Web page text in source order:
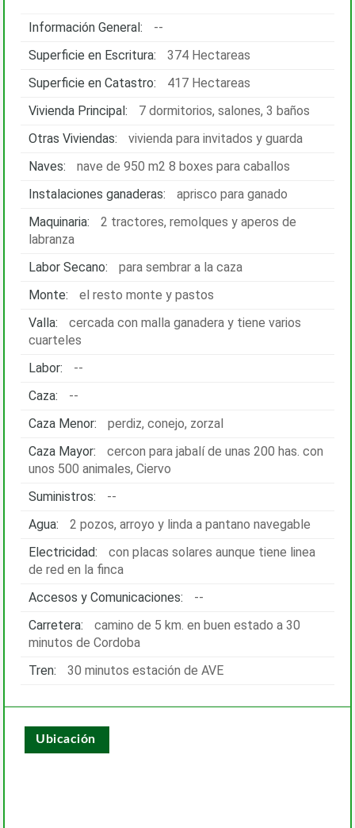
Información General:
--
Superficie en Escritura:
374 Hectareas
Superficie en Catastro:
417 Hectareas
Vivienda Principal:
7 dormitorios, salones, 3 baños
Otras Viviendas:
vivienda para invitados y guarda
Naves:
nave de 950 m2 8 boxes para caballos
Instalaciones ganaderas:
aprisco para ganado
Maquinaria:
2 tractores, remolques y aperos de
labranza
Labor Secano:
para sembrar a la caza
Monte:
el resto monte y pastos
Valla:
cercada con malla ganadera y tiene varios
cuarteles
Labor:
--
Caza:
--
Caza Menor:
perdiz, conejo, zorzal
Caza Mayor:
cercon para jabalí de unas 200 has. con
unos 500 animales, Ciervo
Suministros:
--
Agua:
2 pozos, arroyo y linda a pantano navegable
Electricidad:
con placas solares aunque tiene linea
de red en la finca
Accesos y Comunicaciones:
--
Carretera:
camino de 5 km. en buen estado a 30
minutos de Cordoba
Tren:
30 minutos estación de AVE
Ubicación